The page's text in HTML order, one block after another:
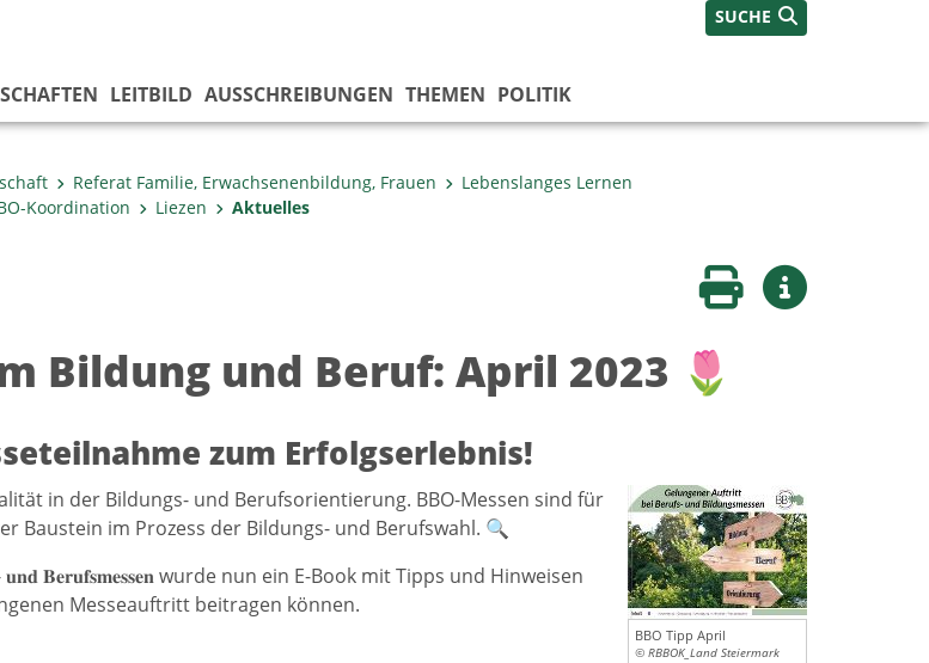
SUCHE
LEITBILD AUSSCHREIBUNGEN THEMEN POLITIK
Referat Familie, Erwachsenenbildung, Frauen
Lebenslanges Lernen
Koordination Liezen Aktuelles
Seite druckenWeitere Infos
Bildung und Beruf: April 2023 🌷
zum Erfolgserlebnis!
BBO Tipp April
© RBBOK_Land Steiermark
in der Bildungs- und Berufsorientierung. BBO-Messen sind für
Baustein im Prozess der Bildungs- und Berufswahl. 🔍
𝐮𝐧𝐝 𝐁𝐞𝐫𝐮𝐟𝐬𝐦𝐞𝐬𝐬𝐞𝐧 wurde nun ein E-Book mit Tipps und Hinweisen
Messeauftritt beitragen können.